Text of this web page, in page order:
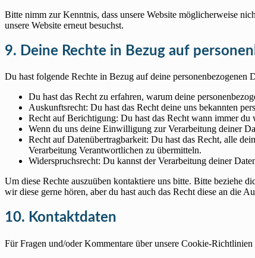
Bitte nimm zur Kenntnis, dass unsere Website möglicherweise
unsere Website erneut besuchst.
9. Deine Rechte in Bezug auf
Du hast folgende Rechte in Bezug auf deine personenbezogenen
Du hast das Recht zu erfahren, warum deine
Auskunftsrecht: Du hast das Recht deine uns bekannten
Recht auf Berichtigung: Du hast das Recht wann immer
Wenn du uns deine Einwilligung zur Verarbeitung deiner
Recht auf Datenübertragbarkeit: Du hast das Recht, alle
Verarbeitung Verantwortlichen zu übermitteln.
Widerspruchsrecht: Du kannst der Verarbeitung deiner
Um diese Rechte auszuüben kontaktiere uns bitte. Bitte beziehe
wir diese gerne hören, aber du hast auch das Recht diese an die
10. Kontaktdaten
Für Fragen und/oder Kommentare über unsere Cookie-